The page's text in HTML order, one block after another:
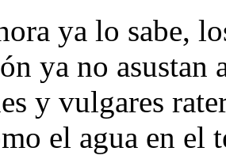
ya lo sabe,
ya no asustan
y vulgares
el agua en el